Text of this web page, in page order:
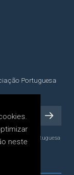
Portuguesa
Associação Portuguesa
neste